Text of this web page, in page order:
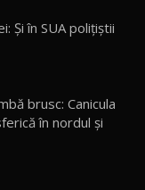
AutoBlog.MD
Și în SUA polițiștii
brusc: Canicula
în nordul și